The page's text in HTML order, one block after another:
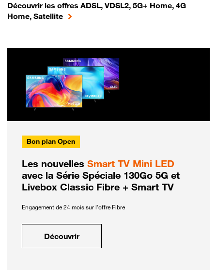
Découvrir les offres ADSL, VDSL2, 5G+ Home, 4G
Home, Satellite
Bon plan Open
Les nouvelles Smart TV Mini LED
avec la Série Spéciale 130Go 5G et
Livebox Classic Fibre + Smart TV
Engagement de 24 mois sur l'offre Fibre
Découvrir